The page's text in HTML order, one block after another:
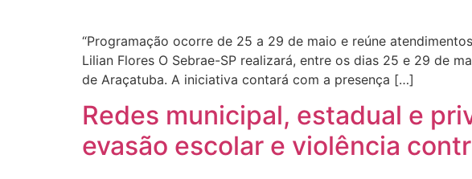
“Programação ocorre de 25 a 29 de maio e reúne
Lilian Flores O Sebrae-SP realizará, entre os dias 25 e 29 de
de Araçatuba. A iniciativa contará com a presença […]
Redes municipal, estadual e
evasão escolar e violência